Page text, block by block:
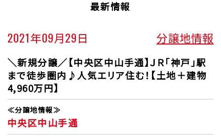
最新情報
2021年09月29日 分譲地情報
＼新規分譲／【中央区中山手通】ＪＲ「神戸」駅
まで徒歩圏内♪人気エリア住む！【土地＋建物
4,960万円】
≪分譲地情報≫
中央区中山手通